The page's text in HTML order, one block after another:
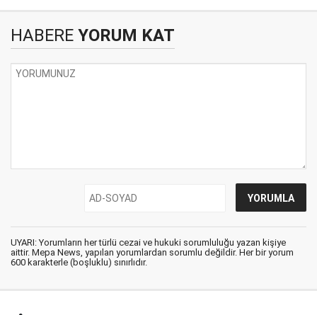
HABERE YORUM KAT
UYARI: Yorumların her türlü cezai ve hukuki sorumluluğu yazan kişiye
aittir. Mepa News, yapılan yorumlardan sorumlu değildir. Her bir yorum
600 karakterle (boşluklu) sınırlıdır.